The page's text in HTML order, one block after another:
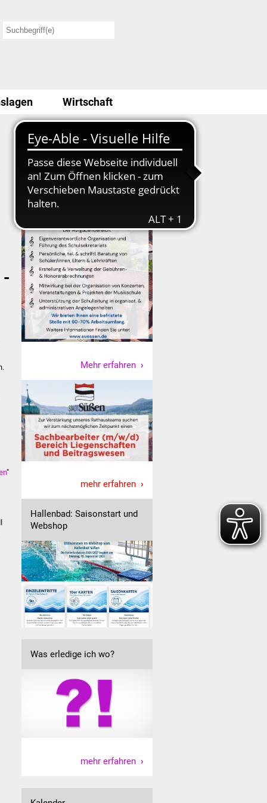
Wirtschaft
-
"
Stellenausschreibung
Mehr erfahren
mehr erfahren
Hallenbad: Saisonstart und
Webshop
Was erledige ich wo?
mehr erfahren